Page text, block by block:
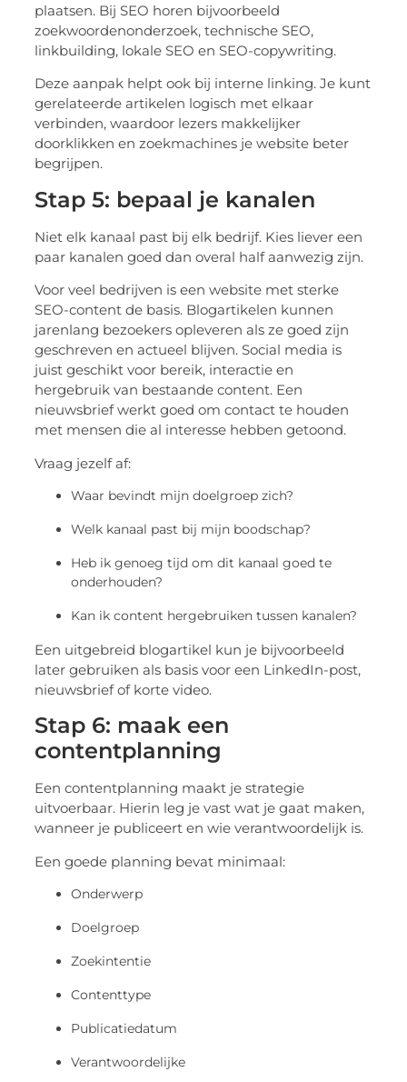
plaatsen. Bij SEO horen bijvoorbeeld
zoekwoordenonderzoek, technische SEO,
linkbuilding, lokale SEO en SEO-copywriting.
Deze aanpak helpt ook bij interne linking. Je kunt
gerelateerde artikelen logisch met elkaar
verbinden, waardoor lezers makkelijker
doorklikken en zoekmachines je website beter
begrijpen.
Stap 5: bepaal je kanalen
Niet elk kanaal past bij elk bedrijf. Kies liever een
paar kanalen goed dan overal half aanwezig zijn.
Voor veel bedrijven is een website met sterke
SEO-content de basis. Blogartikelen kunnen
jarenlang bezoekers opleveren als ze goed zijn
geschreven en actueel blijven. Social media is
juist geschikt voor bereik, interactie en
hergebruik van bestaande content. Een
nieuwsbrief werkt goed om contact te houden
met mensen die al interesse hebben getoond.
Vraag jezelf af:
Waar bevindt mijn doelgroep zich?
Welk kanaal past bij mijn boodschap?
Heb ik genoeg tijd om dit kanaal goed te
onderhouden?
Kan ik content hergebruiken tussen kanalen?
Een uitgebreid blogartikel kun je bijvoorbeeld
later gebruiken als basis voor een LinkedIn-post,
nieuwsbrief of korte video.
Stap 6: maak een
contentplanning
Een contentplanning maakt je strategie
uitvoerbaar. Hierin leg je vast wat je gaat maken,
wanneer je publiceert en wie verantwoordelijk is.
Een goede planning bevat minimaal:
Onderwerp
Doelgroep
Zoekintentie
Contenttype
Publicatiedatum
Verantwoordelijke